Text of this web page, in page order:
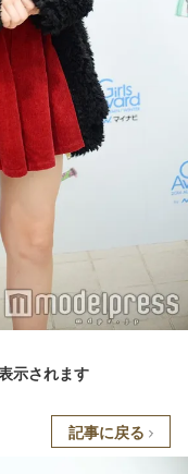
示されます
記事に戻る